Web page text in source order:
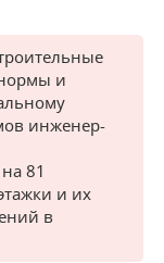
и
инженер-
81
и их
в